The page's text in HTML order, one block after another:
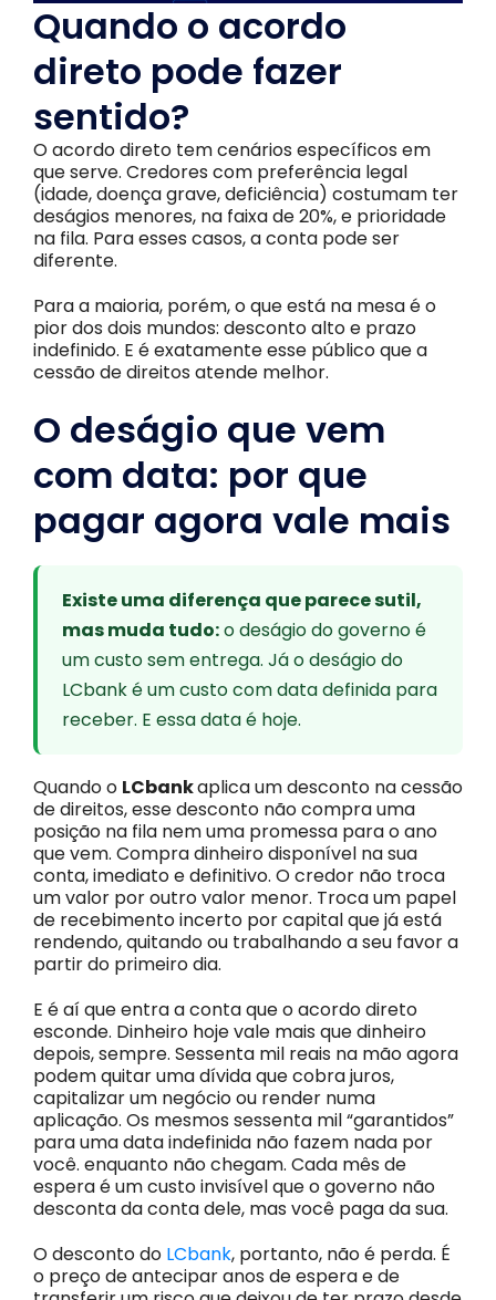
Quando o acordo
direto pode fazer
sentido?
O acordo direto tem cenários específicos em
que serve. Credores com preferência legal
(idade, doença grave, deficiência) costumam ter
deságios menores, na faixa de 20%, e prioridade
na fila. Para esses casos, a conta pode ser
diferente.
Para a maioria, porém, o que está na mesa é o
pior dos dois mundos: desconto alto e prazo
indefinido. E é exatamente esse público que a
cessão de direitos atende melhor.
O deságio que vem
com data: por que
pagar agora vale mais
Existe uma diferença que parece sutil,
mas muda tudo:o deságio do governo é
um custo sem entrega. Já o deságio do
LCbank é um custo com data definida para
receber. E essa data é hoje.
Quando o LCbankaplica um desconto na cessão
de direitos, esse desconto não compra uma
posição na fila nem uma promessa para o ano
que vem. Compra dinheiro disponível na sua
conta, imediato e definitivo. O credor não troca
um valor por outro valor menor. Troca um papel
de recebimento incerto por capital que já está
rendendo, quitando ou trabalhando a seu favor a
partir do primeiro dia.
E é aí que entra a conta que o acordo direto
esconde. Dinheiro hoje vale mais que dinheiro
depois, sempre. Sessenta mil reais na mão agora
podem quitar uma dívida que cobra juros,
capitalizar um negócio ou render numa
aplicação. Os mesmos sessenta mil “garantidos”
para uma data indefinida não fazem nada por
você. enquanto não chegam. Cada mês de
espera é um custo invisível que o governo não
desconta da conta dele, mas você paga da sua.
O desconto do LCbank, portanto, não é perda. É
o preço de antecipar anos de espera e de